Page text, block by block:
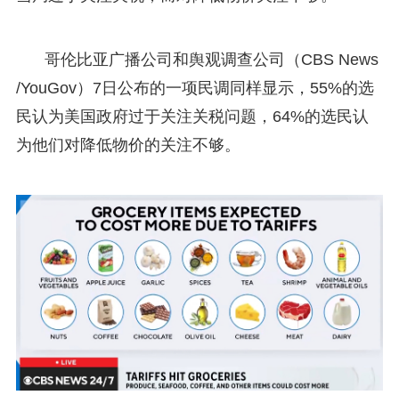
哥伦比亚广播公司和舆观调查公司（CBS News
/YouGov）7日公布的一项民调同样显示，55%的选
民认为美国政府过于关注关税问题，64%的选民认
为他们对降低物价的关注不够。